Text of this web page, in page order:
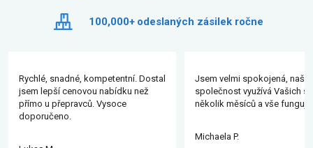
100,000+ odeslaných zásilek ročne
Rychlé, snadné, kompetentní. Dostal
jsem lepší cenovou nabídku než
přímo u přepravců. Vysoce
doporučeno.
Jsem velmi spokojená, naše
společnost využívá Vašich
několik měsíců a vše funguje.
Michaela P.